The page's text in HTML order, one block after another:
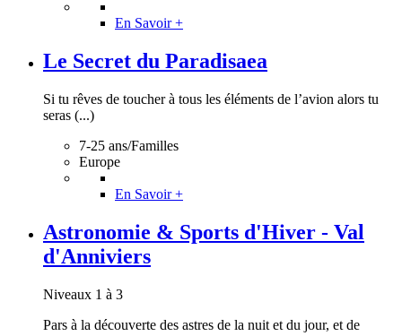
En Savoir +
Le Secret du Paradisaea
Si tu rêves de toucher à tous les éléments de l’avion alors tu
seras (...)
7-25 ans/Familles
Europe
En Savoir +
Astronomie & Sports d'Hiver - Val
d'Anniviers
Niveaux 1 à 3
Pars à la découverte des astres de la nuit et du jour, et de